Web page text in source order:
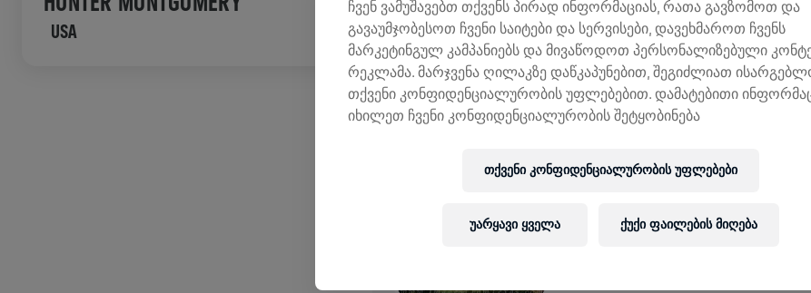
USA
კვლევებს.
ᲘᲡᲢᲝᲠᲘᲐ
WINGS FOR LIFE WORLD RUN 2024
May 05, 2024
ჩვენ ვამუშავებთ თქვენს პირად ინფორმაციას, რათა გავზომოთ და
გავაუმჯობესოთ ჩვენი საიტები და სერვისები, დავეხმაროთ ჩვენს
მარკეტინგულ კამპანიებს და მივაწოდოთ პერსონალიზებული
რეკლამა. მარჯვენა ღილაკზე დაწკაპუნებით, შეგიძლიათ
თქვენი კონფიდენციალურობის უფლებებით. დამატებითი
იხილეთ ჩვენი კონფიდენციალურობის შეტყობინება
თქვენი კონფიდენციალურობის უფლებები
უარყავი ყველა ქუქი ფაილების მიღება